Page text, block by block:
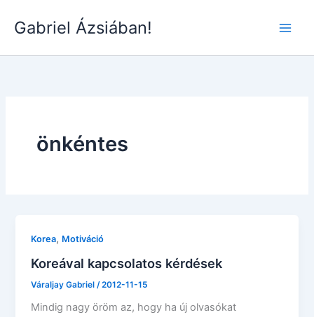
Gabriel Ázsiában!
önkéntes
Korea, Motiváció
Koreával kapcsolatos kérdések
Váraljay Gabriel /2012-11-15
Mindig nagy öröm az, hogy ha új olvasókat